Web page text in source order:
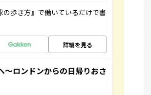
歩き方』で働いているだけで書
詳細を見る
～ロンドンからの日帰りおさ